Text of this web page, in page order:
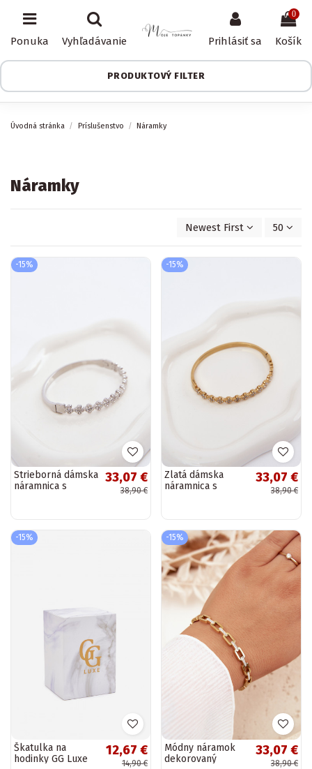
Ponuka Vyhľadávanie Prihlásiť sa
0
Košík
PRODUKTOVÝ FILTER
Úvodná stránka Príslušenstvo Náramky
Náramky
Newest First 50
-15%
Strieborná dámska
náramnica s
33,07 €
38,90 €
-15%
Zlatá dámska
náramnica s
33,07 €
38,90 €
-15%
Škatulka na
hodinky GG Luxe
12,67 €
14,90 €
-15%
Módny náramok
dekorovaný
33,07 €
38,90 €